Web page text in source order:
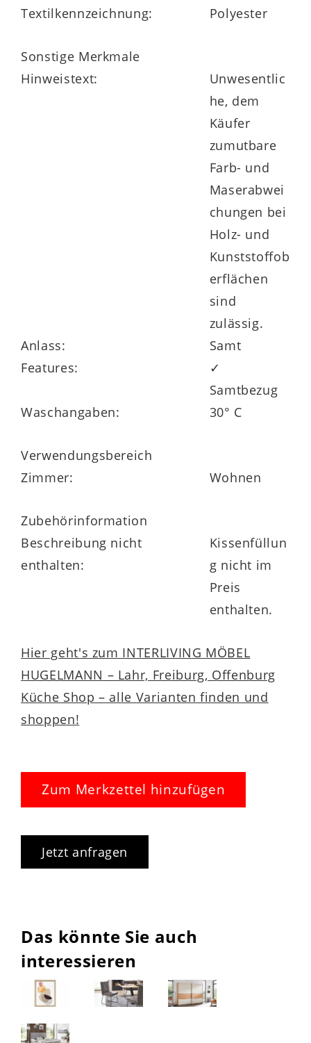
Textilkennzeichnung:
Polyester
Sonstige Merkmale
Hinweistext:
Unwesentlic
he, dem
Käufer
zumutbare
Farb- und
Maserabwei
chungen bei
Holz- und
Kunststoffob
erflächen
sind
zulässig.
Anlass:
Samt
Features:
✓
Samtbezug
Waschangaben:
30° C
Verwendungsbereich
Zimmer:
Wohnen
Zubehörinformation
Beschreibung nicht
enthalten:
Kissenfüllun
g nicht im
Preis
Hier geht's zum INTERLIVING MÖBEL
HUGELMANN – Lahr, Freiburg, Offenburg
Küche Shop – alle Varianten finden und
shoppen!
Zum Merkzettel hinzufügen
Jetzt anfragen
Das könnte Sie auch
interessieren